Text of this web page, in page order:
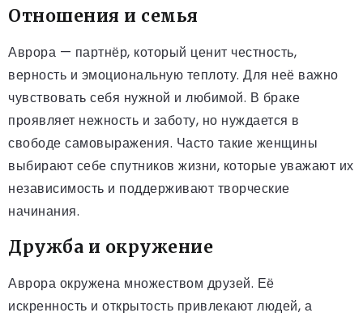
Отношения и семья
Аврора — партнёр, который ценит честность,
верность и эмоциональную теплоту. Для неё важно
чувствовать себя нужной и любимой. В браке
проявляет нежность и заботу, но нуждается в
свободе самовыражения. Часто такие женщины
выбирают себе спутников жизни, которые уважают их
независимость и поддерживают творческие
начинания.
Дружба и окружение
Аврора окружена множеством друзей. Её
искренность и открытость привлекают людей, а